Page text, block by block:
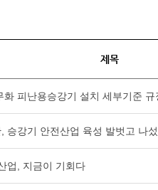
제목
화 피난용승강기 설치 세부기준 규
승강기 안전산업 육성 발벗고 나
업, 지금이 기회다